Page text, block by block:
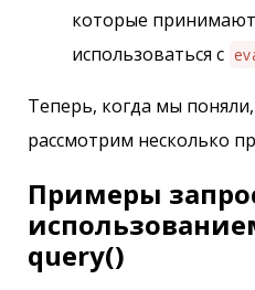
которые
использоваться с
Теперь, когда мы
рассмотрим несколько
Примеры
query()